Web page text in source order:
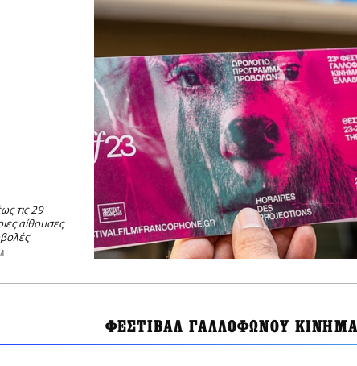
τις 29
αίθουσες
ΦΕΣΤΙΒΑΛ ΓΑΛΛΟΦΩΝΟΥ